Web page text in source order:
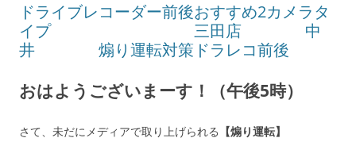
ドライブレコーダー前後おすすめ2カメラタ
イプ 三田店 中
井 煽り運転対策ドラレコ前後
おはようございまーす！（午後5時）
さて、未だにメディアで取り上げられる 【煽り運転】